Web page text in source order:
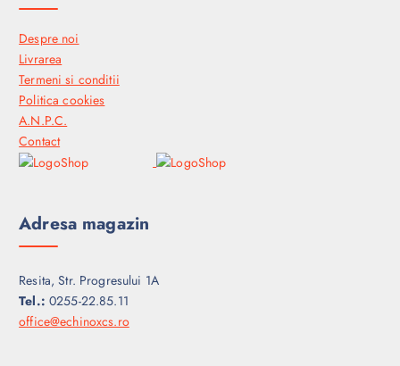
Despre noi
Livrarea
Termeni si conditii
Politica cookies
A.N.P.C.
Contact
Adresa magazin
Resita, Str. Progresului 1A
Tel.: 0255-22.85.11
office@echinoxcs.ro